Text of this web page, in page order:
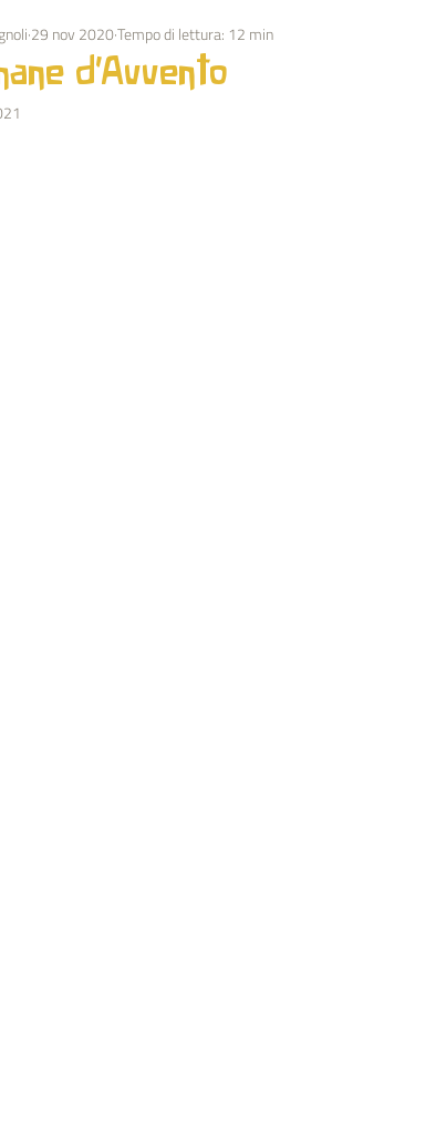
OSTACOLATORI
SOCIALE
d’Avvento
29 nov 2020Tempo di lettura: 12 min